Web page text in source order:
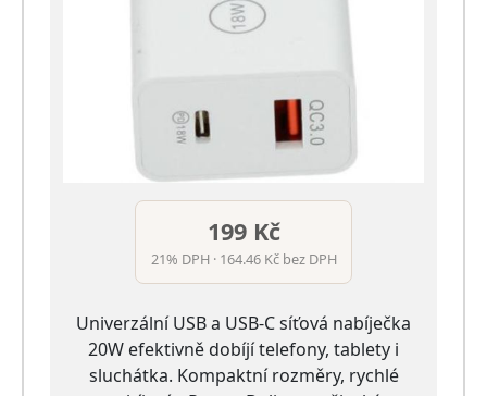
199 Kč
21% DPH · 164.46 Kč bez DPH
Univerzální USB a USB-C síťová nabíječka
20W efektivně dobíjí telefony, tablety i
sluchátka. Kompaktní rozměry, rychlé